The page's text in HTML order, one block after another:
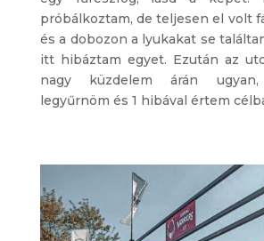
próbálkoztam, de teljesen el volt
és a dobozon a lyukakat se
itt hibáztam egyet. Ezután az
nagy küzdelem árán
legyűrnöm és 1 hibával értem